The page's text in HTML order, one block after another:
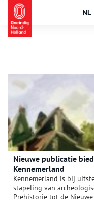
NL
Nieuwe publicatie
Kennemerland
Kennemerland is bij
stapeling van
Prehistorie tot de